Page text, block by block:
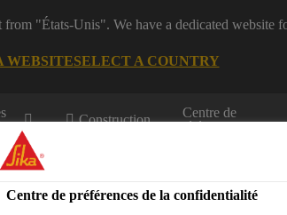
"États-Unis". We have a dedicated website
WEBSITESELECT A COUNTRY
Construction
Centre de
téléchargement
Centre de préférences de la confidentialité